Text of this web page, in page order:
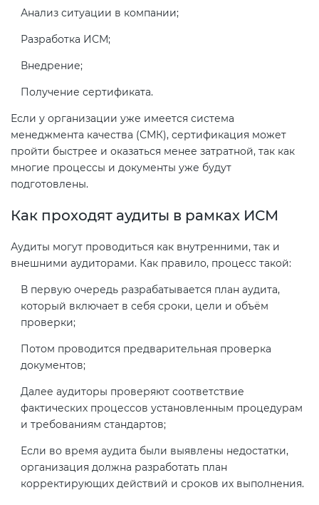
Анализ ситуации в компании;
Разработка ИСМ;
Внедрение;
Получение сертификата.
Если у организации уже имеется система
менеджмента качества (СМК), сертификация может
пройти быстрее и оказаться менее затратной, так как
многие процессы и документы уже будут
подготовлены.
Как проходят аудиты в рамках ИСМ
Аудиты могут проводиться как внутренними, так и
внешними аудиторами. Как правило, процесс такой:
В первую очередь разрабатывается план аудита,
который включает в себя сроки, цели и объём
проверки;
Потом проводится предварительная проверка
документов;
Далее аудиторы проверяют соответствие
фактических процессов установленным процедурам
и требованиям стандартов;
Если во время аудита были выявлены недостатки,
организация должна разработать план
корректирующих действий и сроков их выполнения.